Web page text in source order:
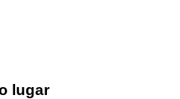
lugar